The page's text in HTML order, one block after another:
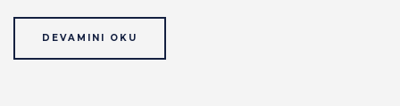
DEVAMINI OKU